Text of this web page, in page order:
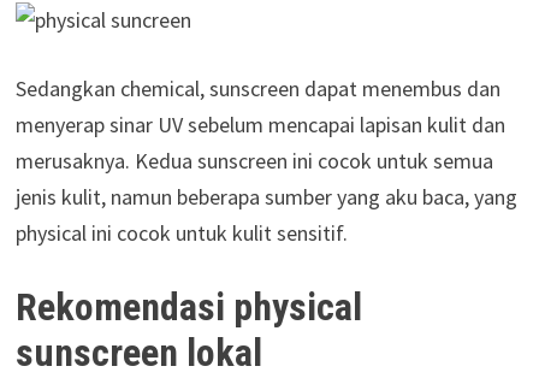
Sedangkan chemical, sunscreen dapat menembus dan
menyerap sinar UV sebelum mencapai lapisan kulit dan
merusaknya. Kedua sunscreen ini cocok untuk semua
jenis kulit, namun beberapa sumber yang aku baca, yang
physical ini cocok untuk kulit sensitif.
Rekomendasi physical
sunscreen lokal